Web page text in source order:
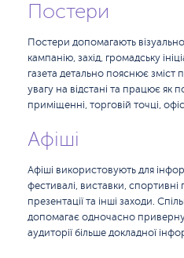
Постери
Постери допомагають
кампанію, захід, громадську
газета детально пояснює зміст
увагу на відстані та працює як
приміщенні, торговій точці,
Афіші
Афіші використовують для
фестивалі, виставки, спортивні
презентації та інші заходи.
допомагає одночасно
аудиторії більше докладної